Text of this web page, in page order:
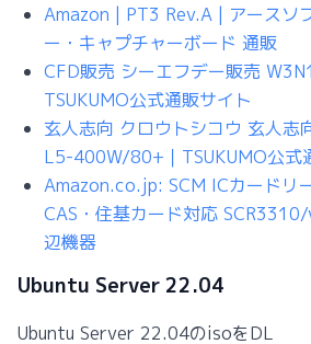
Amazon | PT3 Rev.A | アースソ
ー・キャプチャーボード 通販
CFD販売 シーエフデー販売
TSUKUMO公式通販サイト
玄人志向 クロウトシコウ 玄人志
L5-400W/80+｜TSUKUMO公式
Amazon.co.jp: SCM ICカードリ
CAS・住基カード対応
辺機器
Ubuntu Server 22.04
Ubuntu Server 22.04のisoをDL